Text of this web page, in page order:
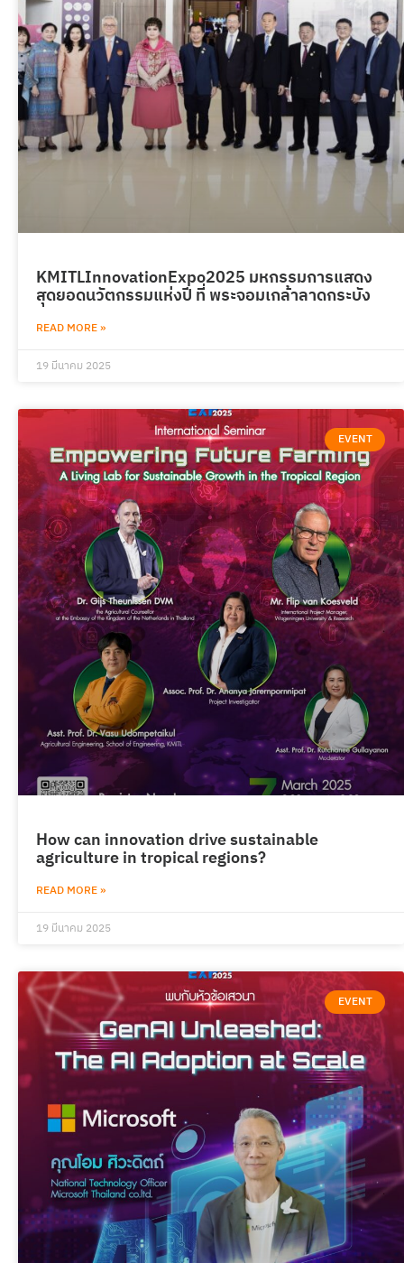
KMITLInnovationExpo2025 มหกรรมการแสดง
สุดยอดนวัตกรรมแห่งปี ที่ พระจอมเกล้าลาดกระบัง
READ MORE »
19 มีนาคม 2025
EVENT
How can innovation drive sustainable
agriculture in tropical regions?
READ MORE »
19 มีนาคม 2025
EVENT